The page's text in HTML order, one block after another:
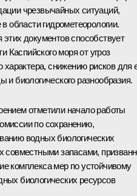
чрезвычайных ситуаций,
области гидрометеорологии.
документов способствует
моря от угроз
характера, снижению рисков для
и биологического разнообразия.
отметили начало работы
по сохранению,
водных биологических
совместными запасами,
комплекса мер по устойчивому
биологических ресурсов